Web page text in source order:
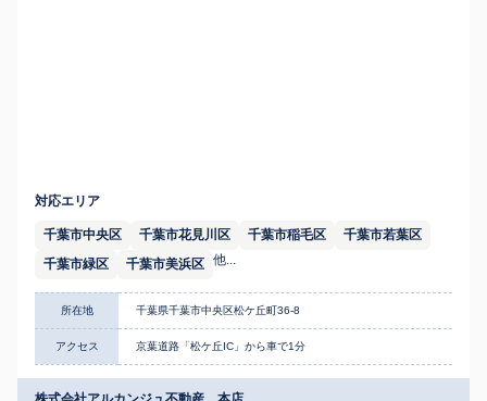
対応エリア
千葉市中央区 千葉市花見川区 千葉市稲毛区
千葉市若葉区
千葉市緑区
千葉市美浜区 他...
所在地 千葉県千葉市中央区松ケ丘町36-8
アクセス 京葉道路「松ケ丘IC」から車で1分